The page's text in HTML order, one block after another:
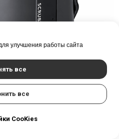
улучшения работы сайта
все
все
CooKies